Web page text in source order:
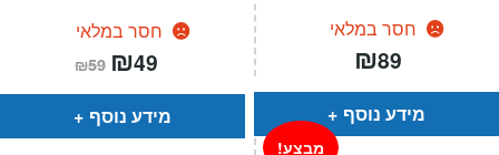
חסר במלאי
₪59 המחיר
המקורי
היה:
₪59.
₪49
הוא:
מידע נוסף
חסר במלאי
₪89
מידע נוסף
מבצע!